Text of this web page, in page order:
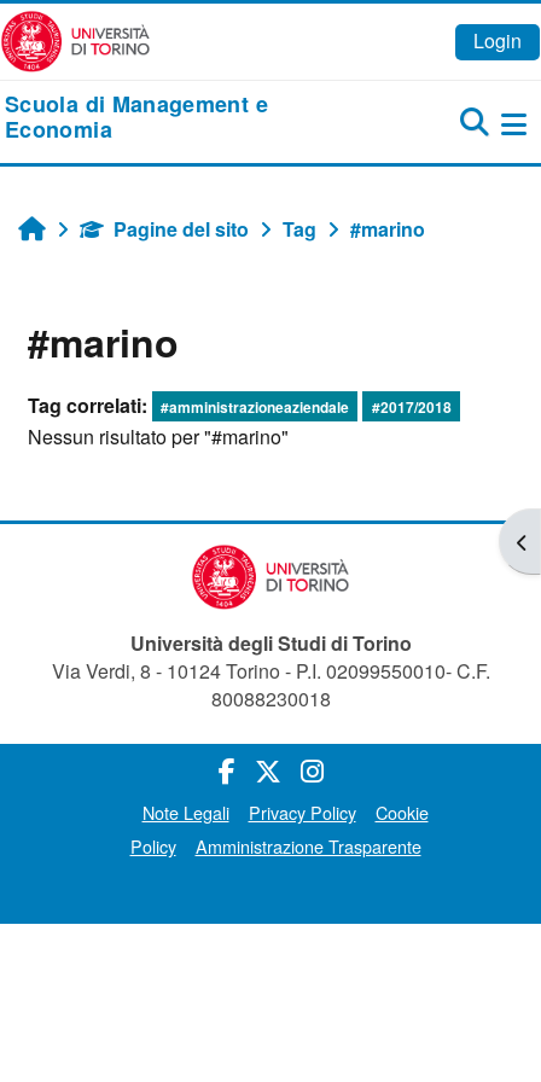
Vai al contenuto principale
Login
Scuola di Management e
Economia
HomePagine del sito Tag #marino
#marino
Tag correlati: #amministrazioneaziendale #2017/2018
Nessun risultato per "#marino"
Università degli Studi di Torino
Via Verdi, 8 - 10124 Torino - P.I. 02099550010- C.F.
80088230018
Note Legali Privacy Policy
Cookie
Policy
Amministrazione Trasparente